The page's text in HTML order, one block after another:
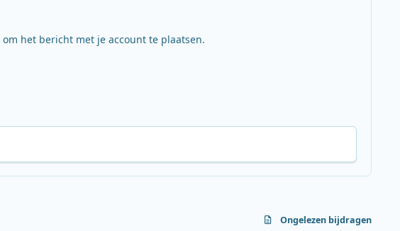
om het bericht met je account te plaatsen.
Ongelezen bijdragen